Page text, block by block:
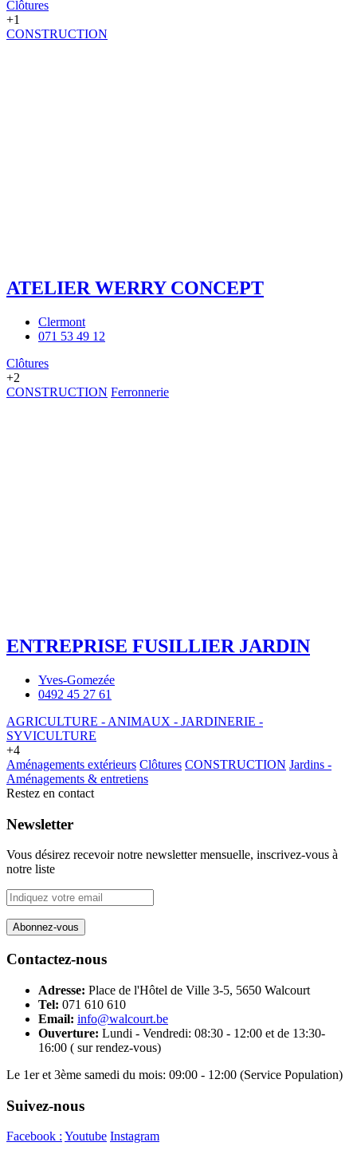
Clôtures
+1
CONSTRUCTION
ATELIER WERRY CONCEPT
Clermont
071 53 49 12
Clôtures
+2
CONSTRUCTION Ferronnerie
ENTREPRISE FUSILLIER JARDIN
Yves-Gomezée
0492 45 27 61
AGRICULTURE - ANIMAUX - JARDINERIE -
SYVICULTURE
+4
Aménagements extérieurs Clôtures CONSTRUCTION Jardins -
Aménagements & entretiens
Restez en contact
Newsletter
Vous désirez recevoir notre newsletter mensuelle, inscrivez-vous à
notre liste
Contactez-nous
Adresse: Place de l'Hôtel de Ville 3-5, 5650 Walcourt
Tel: 071 610 610
Email: info@walcourt.be
Ouverture: Lundi - Vendredi: 08:30 - 12:00 et de 13:30-
16:00 ( sur rendez-vous)
Le 1er et 3ème samedi du mois: 09:00 - 12:00 (Service Population)
Suivez-nous
Facebook : Youtube Instagram